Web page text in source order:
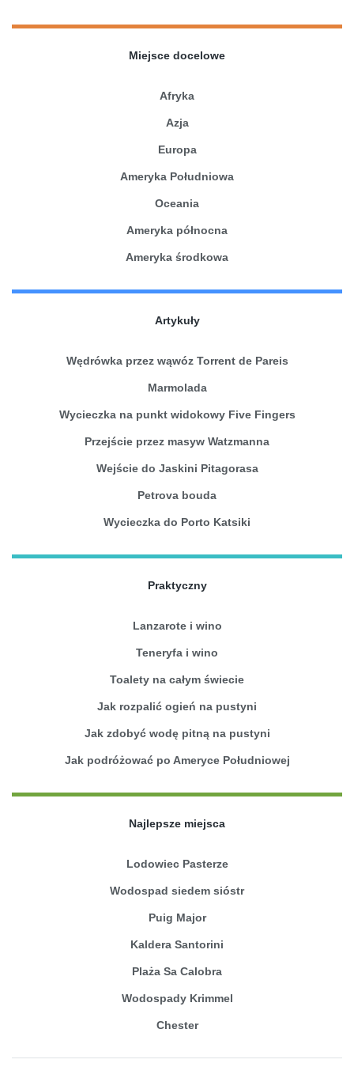
Miejsce docelowe
Afryka
Azja
Europa
Ameryka Południowa
Oceania
Ameryka północna
Ameryka środkowa
Artykuły
Wędrówka przez wąwóz Torrent de Pareis
Marmolada
Wycieczka na punkt widokowy Five Fingers
Przejście przez masyw Watzmanna
Wejście do Jaskini Pitagorasa
Petrova bouda
Wycieczka do Porto Katsiki
Praktyczny
Lanzarote i wino
Teneryfa i wino
Toalety na całym świecie
Jak rozpalić ogień na pustyni
Jak zdobyć wodę pitną na pustyni
Jak podróżować po Ameryce Południowej
Najlepsze miejsca
Lodowiec Pasterze
Wodospad siedem sióstr
Puig Major
Kaldera Santorini
Plaża Sa Calobra
Wodospady Krimmel
Chester